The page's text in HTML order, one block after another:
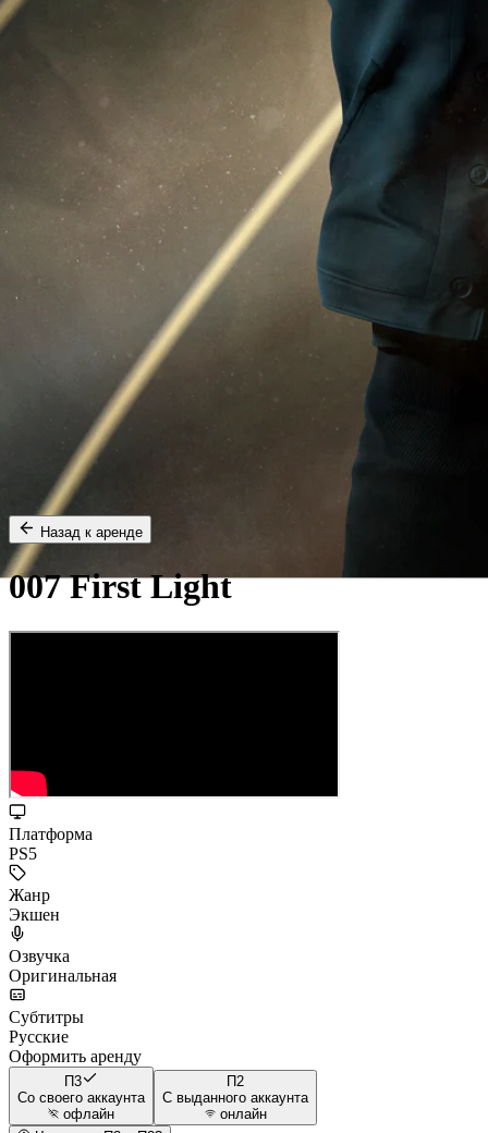
Назад к аренде
007 First Light
Платформа
PS5
Жанр
Экшен
Озвучка
Оригинальная
Субтитры
Русские
Оформить аренду
П3
Со своего аккаунта
офлайн
П2
С выданного аккаунта
онлайн